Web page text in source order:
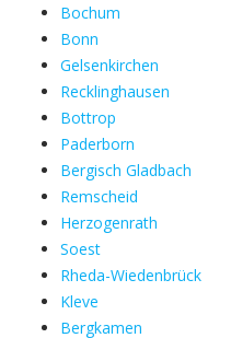
Bochum
Bonn
Gelsenkirchen
Recklinghausen
Bottrop
Paderborn
Bergisch Gladbach
Remscheid
Herzogenrath
Soest
Rheda-Wiedenbrück
Kleve
Bergkamen